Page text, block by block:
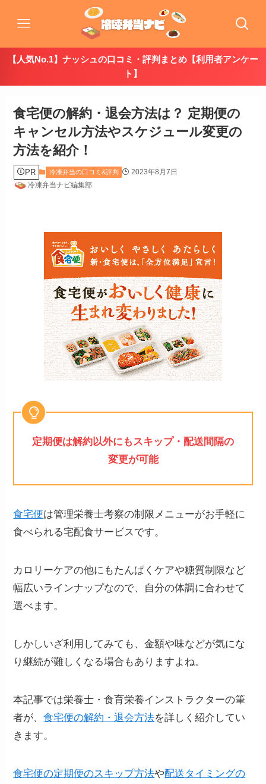
【人気No.1】ナッシュの口コミ・評判まとめ【利用者アンケー
ト】
食宅便の解約・退会方法は？ 定期便の
キャンセル方法やスケジュール変更の
方法を紹介！
PR 冷凍弁当の口コミ&評判
2023年8月7日
冷凍弁当ナビ編集部
定期便は解約以外にもスキップ・配送間隔の
変更が可能
食宅便は管理栄養士考察の制限メニューがお手軽に
食べられる宅配食サービスです。
カロリーケアの他にもたんぱくケアや糖質制限など
幅広いラインナップなので、自分の体調に合わせて
選べます。
しかしいざ利用してみても、金額や味などが気にな
り継続が難しくなる場合もありますよね。
本記事では栄養士・食育栄養インストラクターの筆
者が、食宅便の解約・退会方法を詳しく紹介してい
きます。
食宅便の定期便のスキップ方法や配送タイミングの